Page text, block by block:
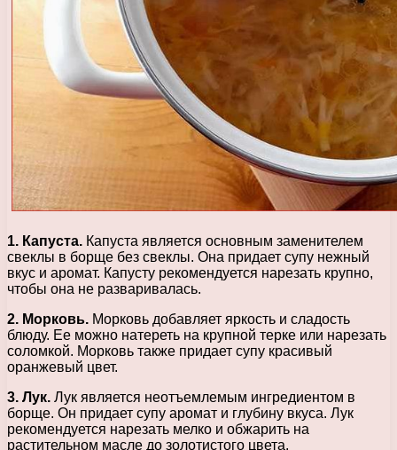
1. Капуста. Капуста является основным заменителем
свеклы в борще без свеклы. Она придает супу нежный
вкус и аромат. Капусту рекомендуется нарезать крупно,
чтобы она не разваривалась.
2. Морковь. Морковь добавляет яркость и сладость
блюду. Ее можно натереть на крупной терке или нарезать
соломкой. Морковь также придает супу красивый
оранжевый цвет.
3. Лук. Лук является неотъемлемым ингредиентом в
борще. Он придает супу аромат и глубину вкуса. Лук
рекомендуется нарезать мелко и обжарить на
растительном масле до золотистого цвета.